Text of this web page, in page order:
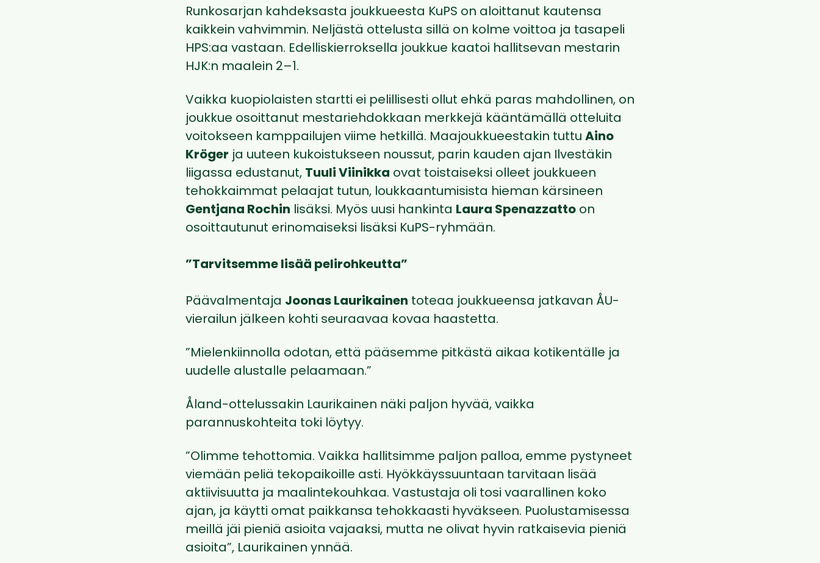
Runkosarjan kahdeksasta joukkueesta KuPS on aloittanut kautensa
kaikkein vahvimmin. Neljästä ottelusta sillä on kolme voittoa ja tasapeli
HPS:aa vastaan. Edelliskierroksella joukkue kaatoi hallitsevan mestarin
HJK:n maalein 2–1.
Vaikka kuopiolaisten startti ei pelillisesti ollut ehkä paras mahdollinen, on
joukkue osoittanut mestariehdokkaan merkkejä kääntämällä otteluita
voitokseen kamppailujen viime hetkillä. Maajoukkueestakin tuttu Aino
Kröger ja uuteen kukoistukseen noussut, parin kauden ajan Ilvestäkin
liigassa edustanut, Tuuli Viinikka ovat toistaiseksi olleet joukkueen
tehokkaimmat pelaajat tutun, loukkaantumisista hieman kärsineen
Gentjana Rochin lisäksi. Myös uusi hankinta Laura Spenazzatto on
osoittautunut erinomaiseksi lisäksi KuPS-ryhmään.
”Tarvitsemme lisää pelirohkeutta”
Päävalmentaja Joonas Laurikainen toteaa joukkueensa jatkavan ÅU-
vierailun jälkeen kohti seuraavaa kovaa haastetta.
”Mielenkiinnolla odotan, että pääsemme pitkästä aikaa kotikentälle ja
uudelle alustalle pelaamaan.”
Åland-ottelussakin Laurikainen näki paljon hyvää, vaikka
parannuskohteita toki löytyy.
”Olimme tehottomia. Vaikka hallitsimme paljon palloa, emme pystyneet
viemään peliä tekopaikoille asti. Hyökkäyssuuntaan tarvitaan lisää
aktiivisuutta ja maalintekouhkaa. Vastustaja oli tosi vaarallinen koko
ajan, ja käytti omat paikkansa tehokkaasti hyväkseen. Puolustamisessa
meillä jäi pieniä asioita vajaaksi, mutta ne olivat hyvin ratkaisevia pieniä
asioita”, Laurikainen ynnää.